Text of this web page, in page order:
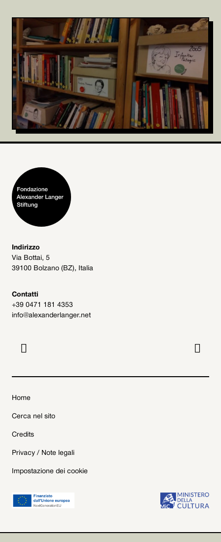
Indirizzo
Via Bottai, 5
39100 Bolzano (BZ), Italia
Contatti
+39 0471 181 4353
info@alexanderlanger.net
 
Home
Cerca nel sito
Credits
Privacy / Note legali
Impostazione dei cookie